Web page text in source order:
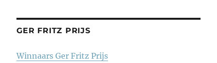
GER FRITZ PRIJS
Winnaars Ger Fritz Prijs